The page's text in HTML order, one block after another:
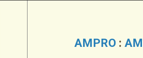
AMPRO : AM